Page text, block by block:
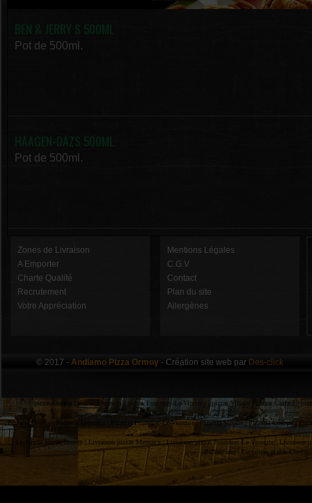
BEN & JERRY S 500ML
Pot de 500ml.
HAAGEN-DAZS 500ML
Pot de 500ml.
Zones de Livraison
A Emporter
Charte Qualité
Recrutement
Votre Appréciation
Mentions Légales
C.G.V
Contact
Plan du site
Allergènes
© 2017 - Andiamo Pizza Ormoy - Création site web par Des-click
pizzas Ormoy | pizzas Mennecy | pizzas Fontenay-Le-Vicomte | pizzas Villabe | pizzas Corbeil |
Pizzeria Ormoy | Pizzeria Mennecy | Pizzeria Fontenay-Le-Vicomte |Pizzeria Villabe |Pizzeria Corbeil |
Livraison pizzas Ormoy | Livraison pizzas Mennecy |Livraison pizzas Fontenay-Le-Vicomte | Livraison
Ballancourt | Livraison pizzas